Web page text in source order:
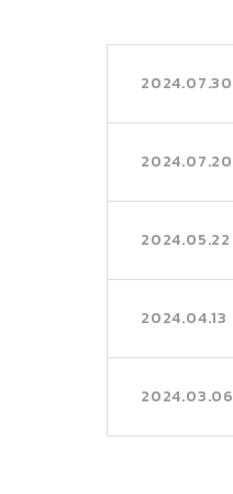
2024.07.30
2024.07.20
2024.05.22
2024.04.13
2024.03.06